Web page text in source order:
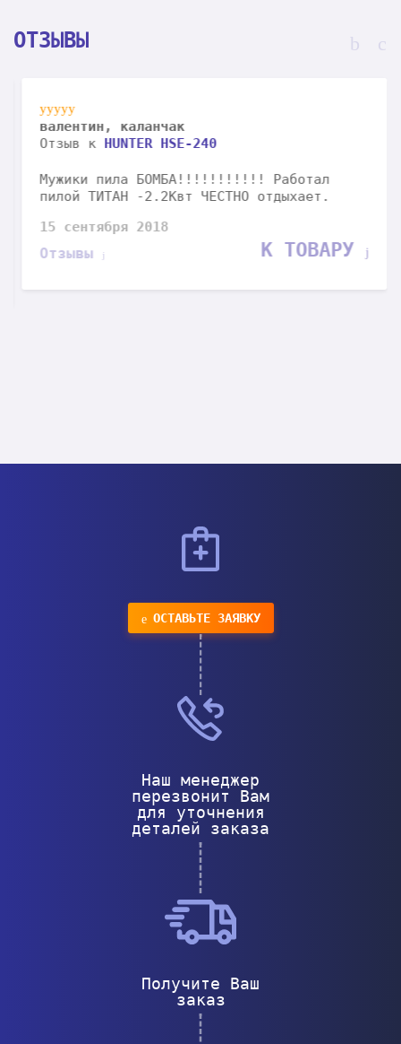
ОТЗЫВЫ
валентин, каланчак
Отзыв к HUNTER HSE-240
Мужики пила БОМБА!!!!!!!!!!! Работал
пилой ТИТАН -2.2Квт ЧЕСТНО отдыхает.
15 сентября 2018
Отзывы К ТОВАРУ
ОСТАВЬТЕ ЗАЯВКУ
Наш менеджер
перезвонит Вам
для уточнения
деталей заказа
Получите Ваш
заказ